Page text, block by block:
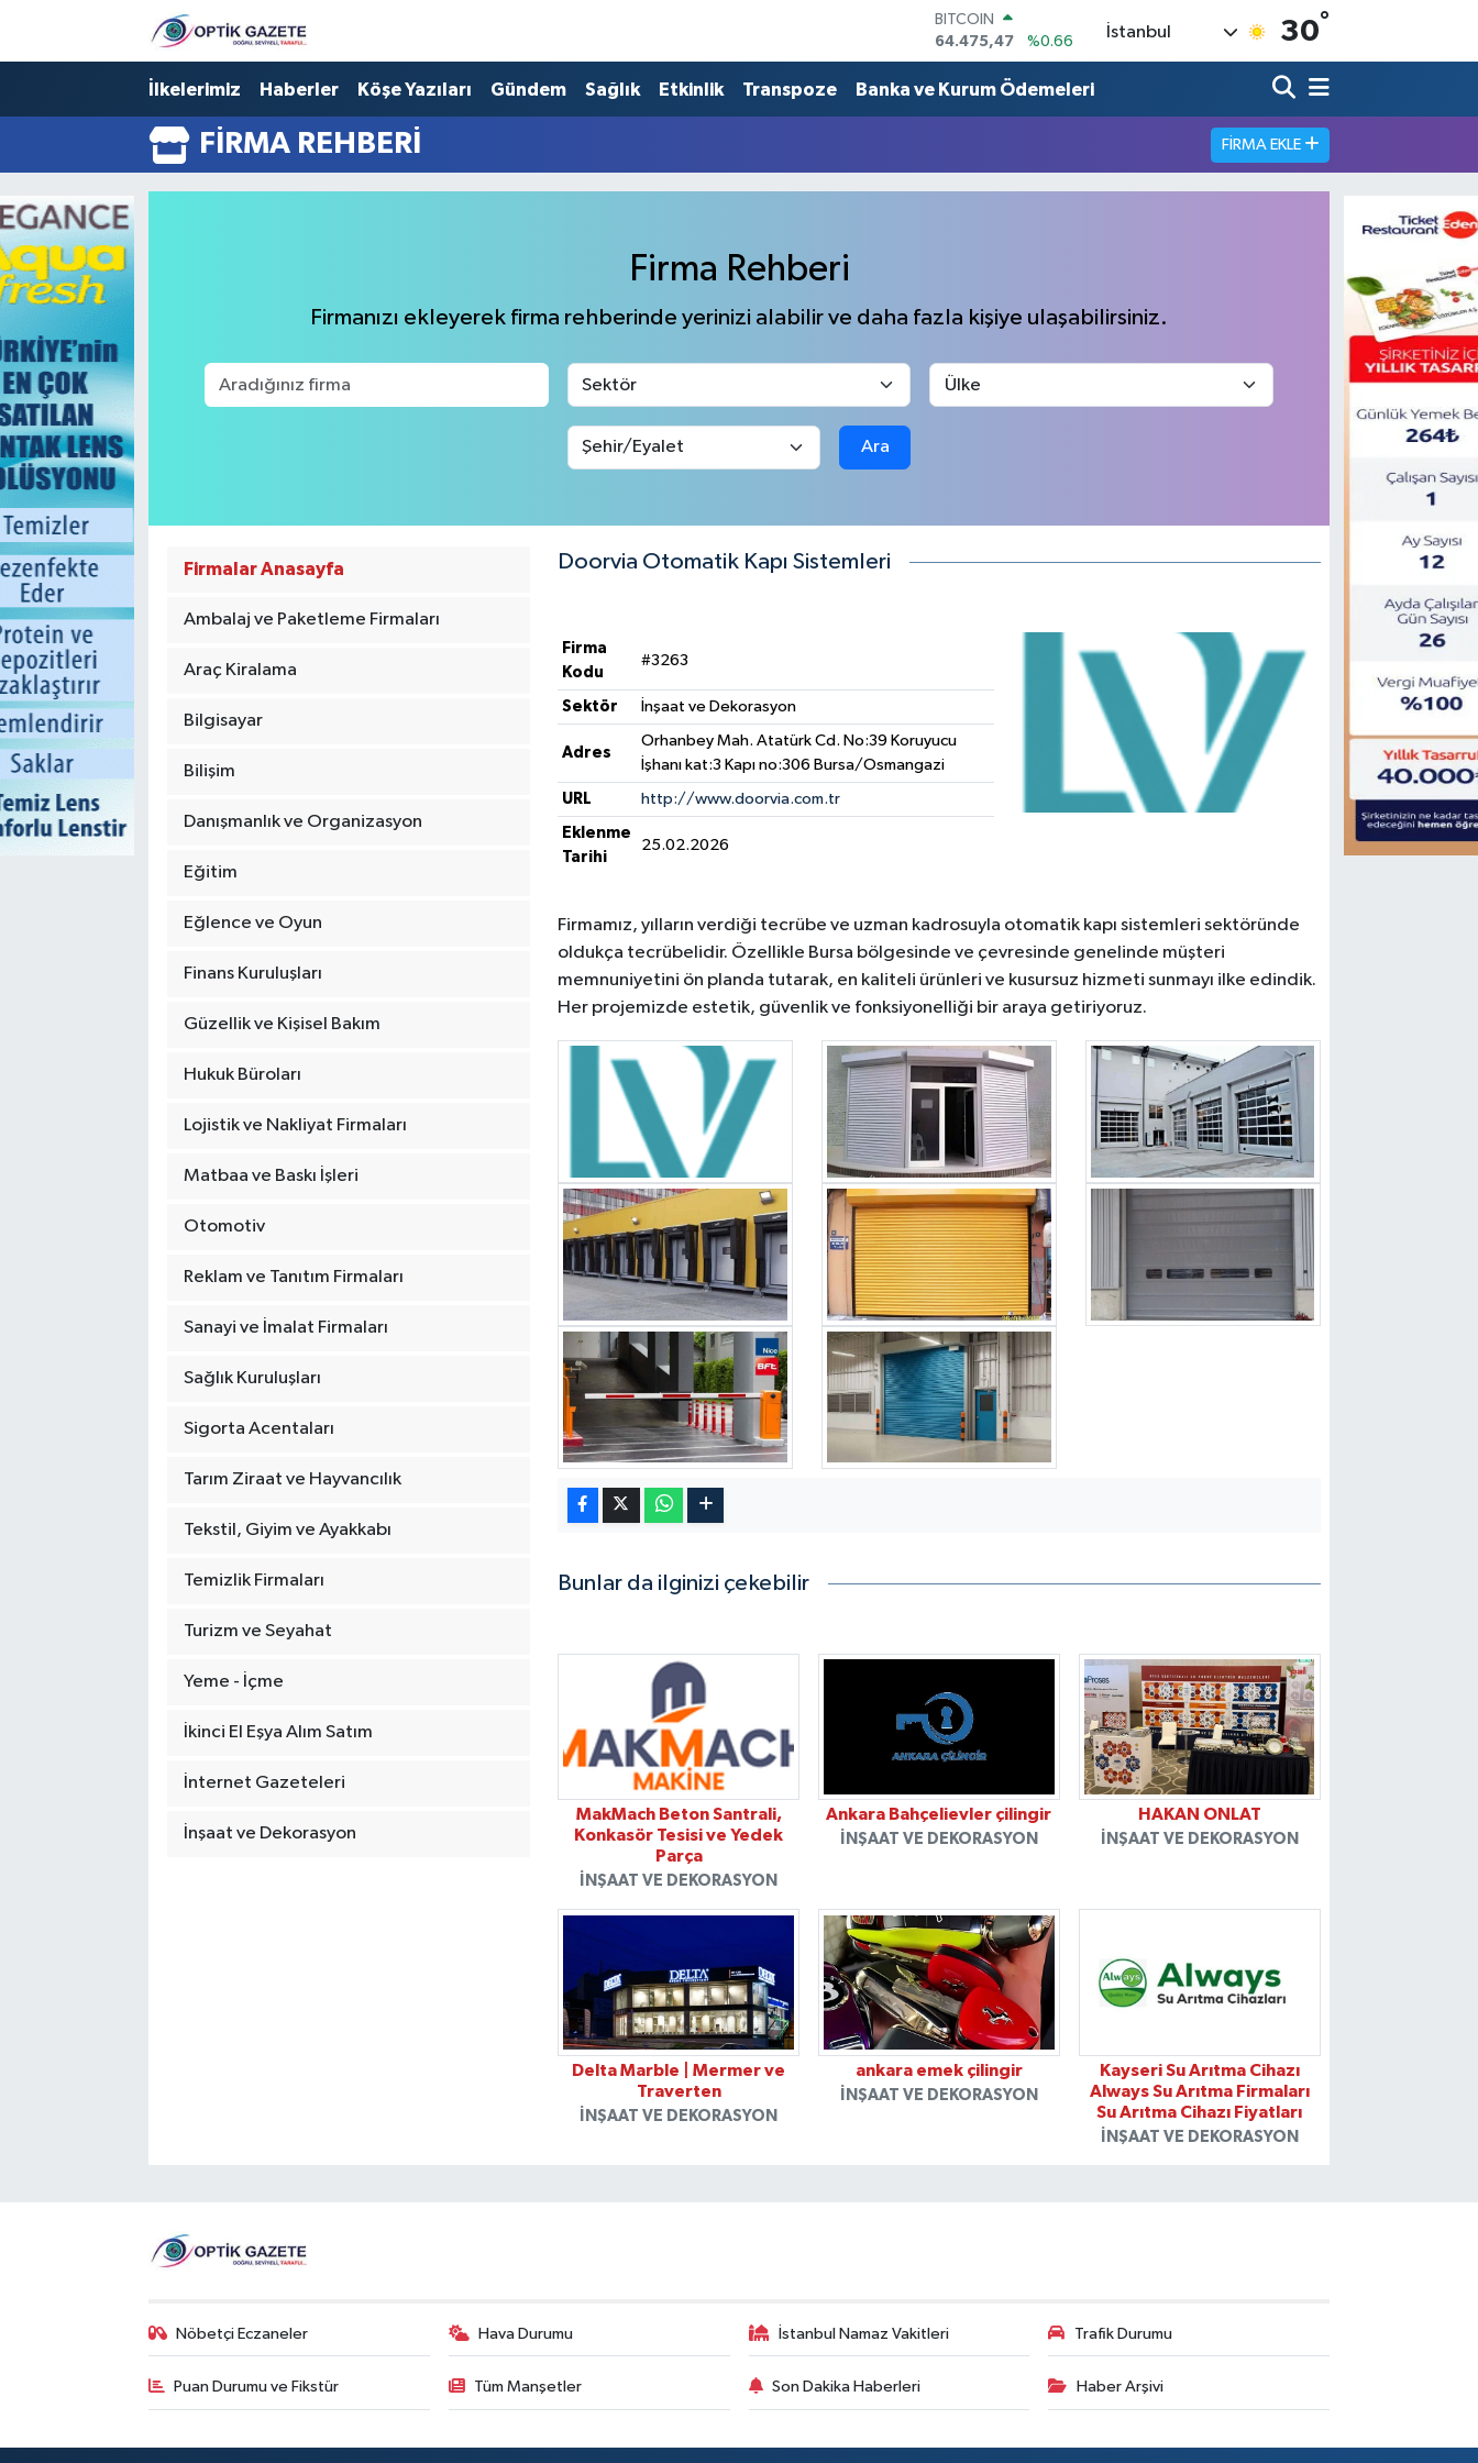
BITCOIN
64.475,47
%0.66
DOLAR
47,5986
%0.06
64,2438
%0.21
GRAM ALTIN
İstanbul 30°
İlkelerimiz Haberler Köşe Yazıları Gündem Sağlık Etkinlik Transpoze Banka ve Kurum Ödemeleri
FIRMA REHBERI FIRMA EKLE
Firma Rehberi
Firmanızı ekleyerek firma rehberinde yerinizi alabilir ve daha fazla kişiye ulaşabilirsiniz.
Ara
Firmalar Anasayfa
Ambalaj ve Paketleme Firmaları
Araç Kiralama
Bilgisayar
Bilişim
Danışmanlık ve Organizasyon
Eğitim
Eğlence ve Oyun
Finans Kuruluşları
Güzellik ve Kişisel Bakım
Hukuk Büroları
Lojistik ve Nakliyat Firmaları
Matbaa ve Baskı İşleri
Otomotiv
Reklam ve Tanıtım Firmaları
Sanayi ve İmalat Firmaları
Sağlık Kuruluşları
Sigorta Acentaları
Tarım Ziraat ve Hayvancılık
Tekstil, Giyim ve Ayakkabı
Temizlik Firmaları
Turizm ve Seyahat
Yeme - İçme
İkinci El Eşya Alım Satım
İnternet Gazeteleri
İnşaat ve Dekorasyon
Doorvia Otomatik Kapı Sistemleri
Firma
Kodu
#3263
Sektör İnşaat ve Dekorasyon
Adres
Orhanbey Mah. Atatürk Cd. No:39 Koruyucu
İşhanı kat:3 Kapı no:306 Bursa/Osmangazi
URL http://www.doorvia.com.tr
Eklenme
Tarihi
25.02.2026
Firmamız, yılların verdiği tecrübe ve uzman kadrosuyla otomatik kapı sistemleri sektöründe
oldukça tecrübelidir. Özellikle Bursa bölgesinde ve çevresinde genelinde müşteri
memnuniyetini ön planda tutarak, en kaliteli ürünleri ve kusursuz hizmeti sunmayı ilke edindik.
Her projemizde estetik, güvenlik ve fonksiyonelliği bir araya getiriyoruz.
Bunlar da ilginizi çekebilir
MakMach Beton Santrali,
Konkasör Tesisi ve Yedek
Parça
İNŞAAT VE DEKORASYON
Ankara Bahçelievler çilingir
İNŞAAT VE DEKORASYON
HAKAN ONLAT
İNŞAAT VE DEKORASYON
Delta Marble | Mermer ve
Traverten
İNŞAAT VE DEKORASYON
ankara emek çilingir
İNŞAAT VE DEKORASYON
Kayseri Su Arıtma Cihazı
Always Su Arıtma Firmaları
Su Arıtma Cihazı Fiyatları
İNŞAAT VE DEKORASYON
Nöbetçi Eczaneler Hava Durumu İstanbul Namaz Vakitleri Trafik Durumu
Puan Durumu ve Fikstür Tüm Manşetler Son Dakika Haberleri Haber Arşivi
Nöbetçi Eczaneler
Hava Durumu
İstanbul Namaz Vakitleri
Trafik Durumu
Süper Lig Puan Durumu ve Fikstür
Tüm Manşetler
Son Dakika Haberleri
Haber Arşivi